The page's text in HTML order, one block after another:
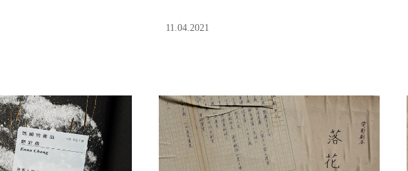
11.04.2021